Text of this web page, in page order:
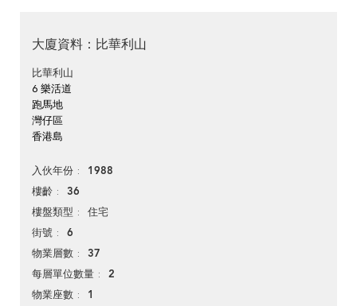
大廈資料：比華利山
比華利山
6 樂活道
跑馬地
灣仔區
香港島
入伙年份 1988
樓齡 36
樓盤類型 住宅
街號 6
物業層數 37
每層單位數量 2
物業座數 1